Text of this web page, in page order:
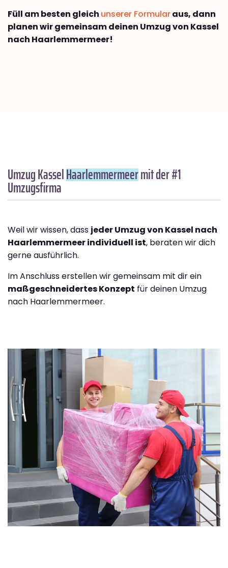
Füll am besten gleich unserer Formularaus, dann
planen wir gemeinsam deinen Umzug von Kassel
nach Haarlemmermeer!
Umzug KasselHaarlemmermeermit der #1
Umzugsfirma
Weil wir wissen, dass jeder Umzug von Kassel nach
Haarlemmermeer individuell ist, beraten wir dich
gerne ausführlich.
Im Anschluss erstellen wir gemeinsam mit dir ein
maßgeschneidertes Konzept für deinen Umzug
nach Haarlemmermeer.